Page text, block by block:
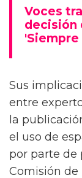
Voces
decisión
Sus
entre
la
el uso de
por parte de
Comisión de